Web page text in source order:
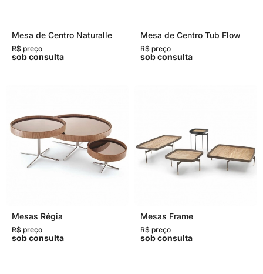
Mesa de Centro Naturalle
R$ preço
sob consulta
Mesa de Centro Tub Flow
R$ preço
sob consulta
Mesas Régia
R$ preço
sob consulta
Mesas Frame
R$ preço
sob consulta